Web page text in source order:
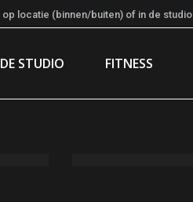
locatie (binnen/buiten) of in de studio.
STUDIO FITNESS